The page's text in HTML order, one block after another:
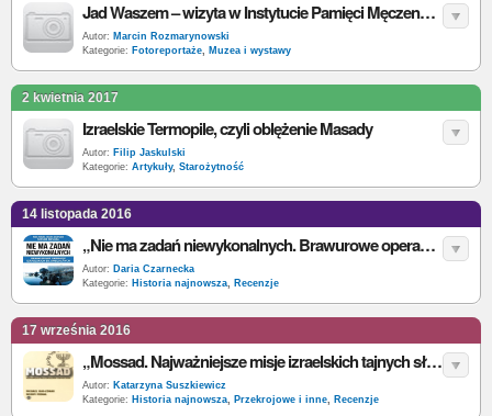
Jad Waszem – wizyta w Instytucie Pamięci Męczenników i Bohaterów Holokaustu w Jerozolimie
Autor: Marcin Rozmarynowski
Kategorie: Fotoreportaże, Muzea i wystawy
2 kwietnia 2017
Izraelskie Termopile, czyli oblężenie Masady
Autor: Filip Jaskulski
Kategorie: Artykuły, Starożytność
14 listopada 2016
„Nie ma zadań niewykonalnych. Brawurowe operacje izraelskich sił specjalnych” – M. Bar-Zohar, N. Mishal – recenzja
Autor: Daria Czarnecka
Kategorie: Historia najnowsza, Recenzje
17 września 2016
„Mossad. Najważniejsze misje izraelskich tajnych służb” – M. Bar-Zohar, N. Mishal –recenzja
Autor: Katarzyna Suszkiewicz
Kategorie: Historia najnowsza, Przekrojowe i inne, Recenzje